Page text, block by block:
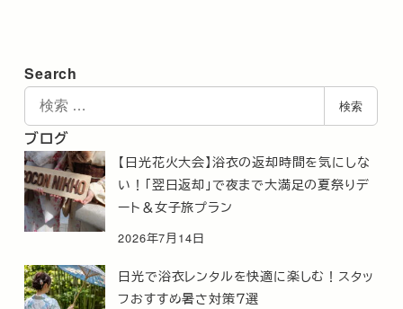
Search
索
検索
ブログ
【日光花火大会】浴衣の返却時間を気にしな
い！「翌日返却」で夜まで大満足の夏祭りデ
ート＆女子旅プラン
2026年7月14日
日光で浴衣レンタルを快適に楽しむ！スタッ
フおすすめ暑さ対策７選